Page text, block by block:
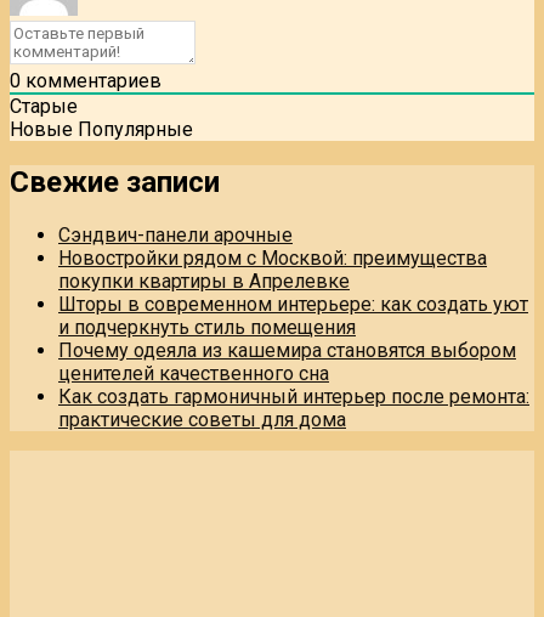
0 комментариев
Старые
Новые Популярные
Свежие записи
Сэндвич-панели арочные
Новостройки рядом с Москвой: преимущества
покупки квартиры в Апрелевке
Шторы в современном интерьере: как создать уют
и подчеркнуть стиль помещения
Почему одеяла из кашемира становятся выбором
ценителей качественного сна
Как создать гармоничный интерьер после ремонта:
практические советы для дома